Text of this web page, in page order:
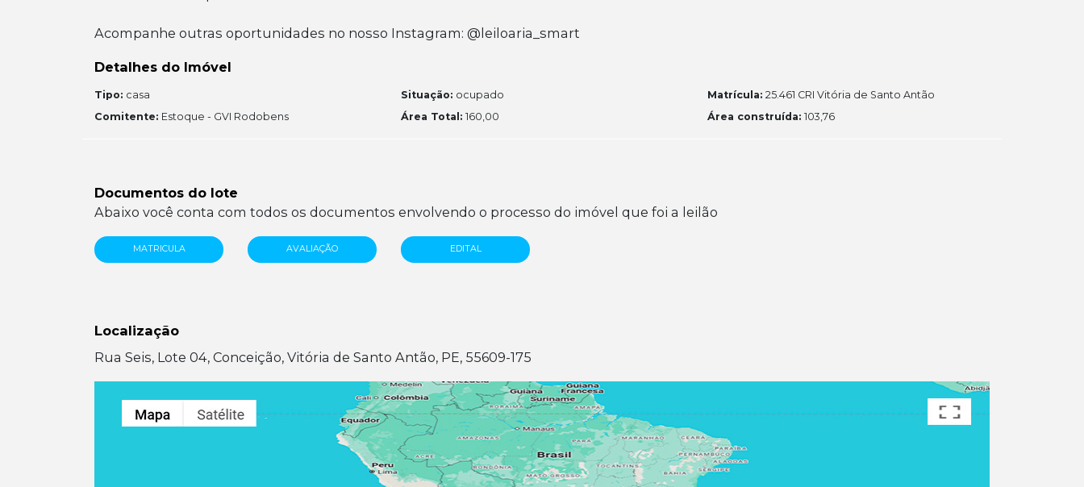
Acompanhe outras oportunidades no nosso Instagram: @leiloaria_smart
Detalhes do Imóvel
Tipo: casa Situação: ocupado Matrícula: 25.461 CRI Vitória de Santo Antão
Comitente: Estoque - GVI Rodobens Área Total: 160,00 Área construída: 103,76
Documentos do lote
Abaixo você conta com todos os documentos envolvendo o processo do imóvel que foi a leilão
MATRICULA AVALIAÇÃO EDITAL
Localização
Rua Seis, Lote 04, Conceição, Vitória de Santo Antão, PE, 55609-175